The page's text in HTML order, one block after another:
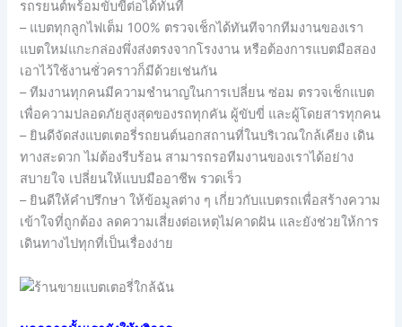
รถรยนต์พร้อมขับขี่ต่อได้ทันที
– แบตทุกลูกไฟเต็ม 100% ตรวจเช็กได้ทันทีจากทีมงานของเรา
แบตใหม่แกะกล่องพึ่งส่งตรงจากโรงงาน หรือต้องการแบตมือสอง
เอาไว้ใช้งานชั่วคราวก็มีด้วยเช่นกัน
– ทีมงานทุกคนมีความชำนาญในการเปลี่ยน ซ่อม ตรวจเช็กแบต
เพื่อความปลอดภัยสูงสุดของรถทุกคัน ผู้ขับขี่ และผู้โดยสารทุกคน
– ยินดีจัดส่งแบตเตอรี่รถยนต์นอกสถานที่ในบริเวณใกล้เคียง เดิน
ทางสะดวก ไม่ต้องรีบร้อน สามารถรอทีมงานของเราได้อย่าง
สบายใจ เปลี่ยนให้แบบมืออาชีพ รวดเร็ว
– ยินดีให้คำปรึกษา ให้ข้อมูลต่าง ๆ เกี่ยวกับแบตรถเพื่อสร้างความ
เข้าใจที่ถูกต้อง ลดความเสี่ยงต่อเหตุไม่คาดฝัน และยังช่วยให้การ
เดินทางไปทุกที่เป็นเรื่องง่าย